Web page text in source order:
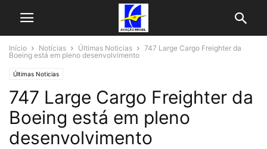
Início Notícias Últimas Noticias
747 Large Cargo Freighter da
Boeing está em pleno desenvolvimento
Últimas Noticias
747 Large Cargo Freighter da
Boeing está em pleno
desenvolvimento